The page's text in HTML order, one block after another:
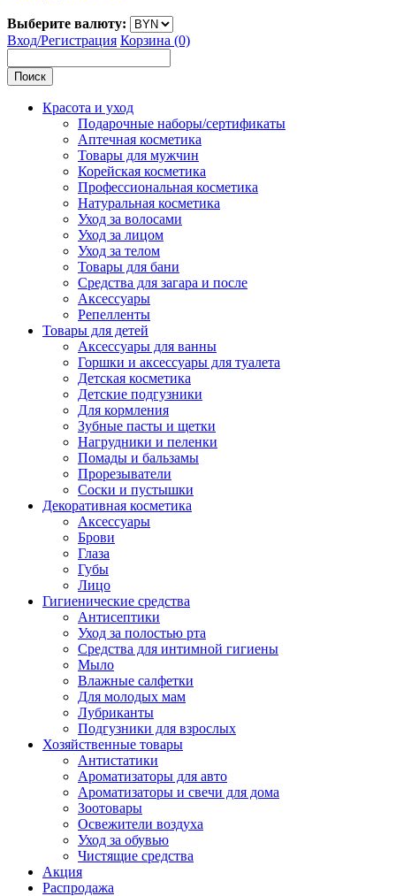
Выберите валюту:
Вход/Регистрация Корзина (0)
Поиск
Красота и уход
Подарочные наборы/сертификаты
Аптечная косметика
Товары для мужчин
Корейская косметика
Профессиональная косметика
Натуральная косметика
Уход за волосами
Уход за лицом
Уход за телом
Товары для бани
Средства для загара и после
Аксессуары
Репелленты
Товары для детей
Аксессуары для ванны
Горшки и аксессуары для туалета
Детская косметика
Детские подгузники
Для кормления
Зубные пасты и щетки
Нагрудники и пеленки
Помады и бальзамы
Прорезыватели
Соски и пустышки
Декоративная косметика
Аксессуары
Брови
Глаза
Губы
Лицо
Гигиенические средства
Антисептики
Уход за полостью рта
Средства для интимной гигиены
Мыло
Влажные салфетки
Для молодых мам
Лубриканты
Подгузники для взрослых
Хозяйственные товары
Антистатики
Ароматизаторы для авто
Ароматизаторы и свечи для дома
Зоотовары
Освежители воздуха
Уход за обувью
Чистящие средства
Акция
Распродажа